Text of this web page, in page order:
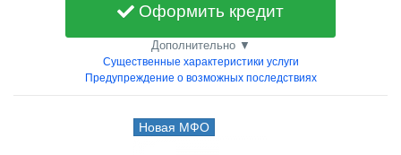
Оформить кредит
Дополнительно ▼
Существенные характеристики услуги
Предупреждение о возможных последствиях
Новая МФО